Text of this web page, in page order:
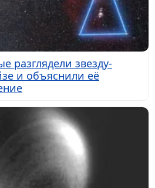
разглядели звезду-
и объяснили её